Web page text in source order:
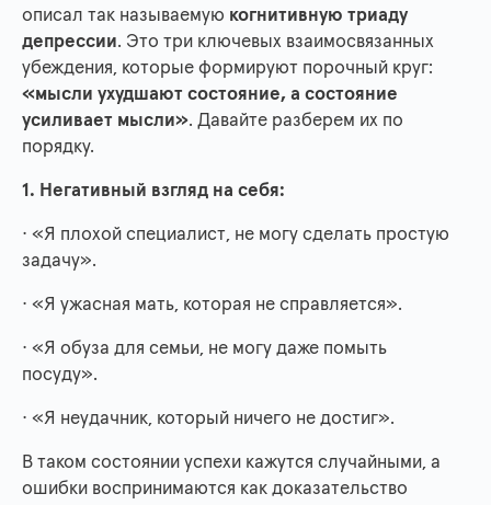
описал так называемую когнитивную триаду
депрессии. Это три ключевых взаимосвязанных
убеждения, которые формируют порочный круг:
«мысли ухудшают состояние, а состояние
усиливает мысли». Давайте разберем их по
порядку.
1. Негативный взгляд на себя:
· «Я плохой специалист, не могу сделать простую
задачу».
· «Я ужасная мать, которая не справляется».
· «Я обуза для семьи, не могу даже помыть
посуду».
· «Я неудачник, который ничего не достиг».
В таком состоянии успехи кажутся случайными, а
ошибки воспринимаются как доказательство